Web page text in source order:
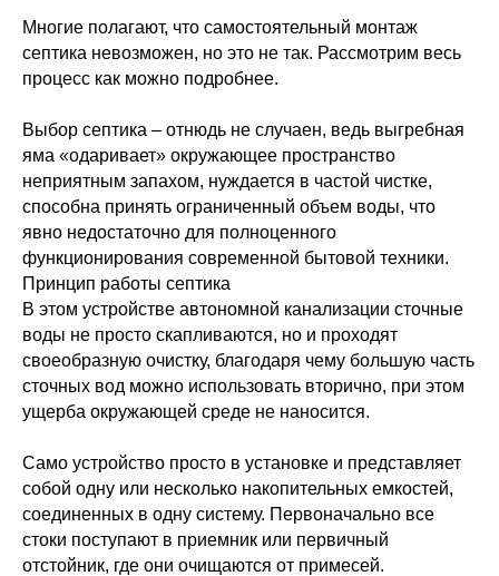
Многие полагают, что самостоятельный монтаж
септика невозможен, но это не так. Рассмотрим весь
процесс как можно подробнее.
Выбор септика – отнюдь не случаен, ведь выгребная
яма «одаривает» окружающее пространство
неприятным запахом, нуждается в частой чистке,
способна принять ограниченный объем воды, что
явно недостаточно для полноценного
функционирования современной бытовой техники.
Принцип работы септика
В этом устройстве автономной канализации сточные
воды не просто скапливаются, но и проходят
своеобразную очистку, благодаря чему большую часть
сточных вод можно использовать вторично, при этом
ущерба окружающей среде не наносится.
Само устройство просто в установке и представляет
собой одну или несколько накопительных емкостей,
соединенных в одну систему. Первоначально все
стоки поступают в приемник или первичный
отстойник, где они очищаются от примесей.